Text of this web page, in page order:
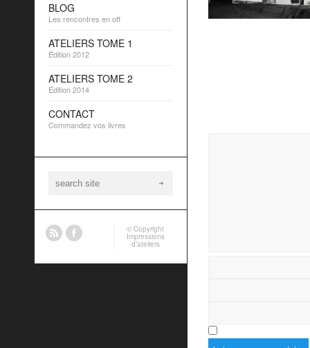
BLOG
Les rencontres en off
ATELIERS TOME 1
Édition 2012
ATELIERS TOME 2
Édition 2014
CONTACT
Commandez vos livres
© Copyright
Impressions
d’ateliers